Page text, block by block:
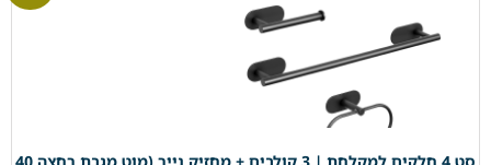
סט 4 חלקים למקלחת | 3 קולבים + מחזיק נייר (מוט מגבת רחצה 40